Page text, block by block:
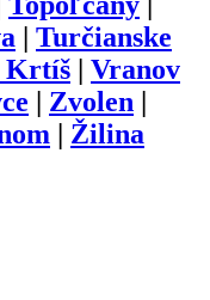
Turčianske
Krtíš
Vranov
Zvolen
Žilina